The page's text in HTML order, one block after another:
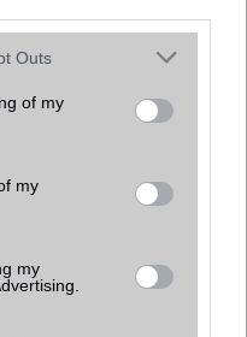
one or more Google
You may click to
its third-party tags to
in below Google
Outs
of my
my
my
tabletje?
az iPad
7-tel